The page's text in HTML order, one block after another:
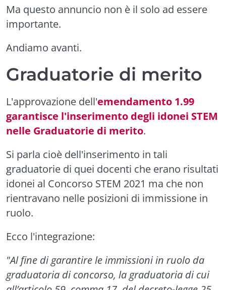
Ma questo annuncio non è il solo ad essere
importante.
Andiamo avanti.
Graduatorie di merito
L'approvazione dell'emendamento 1.99
garantisce l'inserimento degli idonei STEM
nelle Graduatorie di merito.
Si parla cioè dell'inserimento in tali
graduatorie di quei docenti che erano risultati
idonei al Concorso STEM 2021 ma che non
rientravano nelle posizioni di immissione in
ruolo.
Ecco l'integrazione:
"Al fine di garantire le immissioni in ruolo da
graduatoria di concorso, la graduatoria di cui